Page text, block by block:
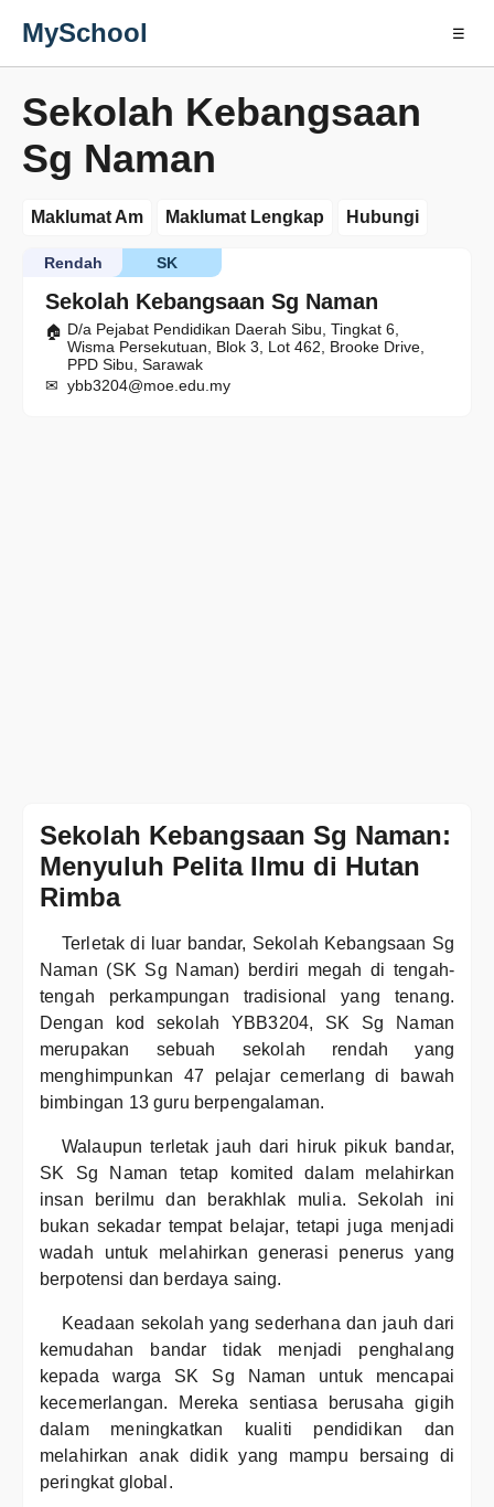
MySchool ☰
Sekolah Kebangsaan
Sg Naman
Maklumat Am Maklumat Lengkap Hubungi
Sekolah Kebangsaan Sg Naman
SK
Rendah
D/a Pejabat Pendidikan Daerah Sibu, Tingkat 6,
Wisma Persekutuan, Blok 3, Lot 462, Brooke Drive,
PPD Sibu, Sarawak
ybb3204@moe.edu.my
Sekolah Kebangsaan Sg Naman:
Menyuluh Pelita Ilmu di Hutan
Rimba
Terletak di luar bandar, Sekolah Kebangsaan Sg
Naman (SK Sg Naman) berdiri megah di tengah-
tengah perkampungan tradisional yang tenang.
Dengan kod sekolah YBB3204, SK Sg Naman
merupakan sebuah sekolah rendah yang
menghimpunkan 47 pelajar cemerlang di bawah
bimbingan 13 guru berpengalaman.
Walaupun terletak jauh dari hiruk pikuk bandar,
SK Sg Naman tetap komited dalam melahirkan
insan berilmu dan berakhlak mulia. Sekolah ini
bukan sekadar tempat belajar, tetapi juga menjadi
wadah untuk melahirkan generasi penerus yang
berpotensi dan berdaya saing.
Keadaan sekolah yang sederhana dan jauh dari
kemudahan bandar tidak menjadi penghalang
kepada warga SK Sg Naman untuk mencapai
kecemerlangan. Mereka sentiasa berusaha gigih
dalam meningkatkan kualiti pendidikan dan
melahirkan anak didik yang mampu bersaing di
peringkat global.